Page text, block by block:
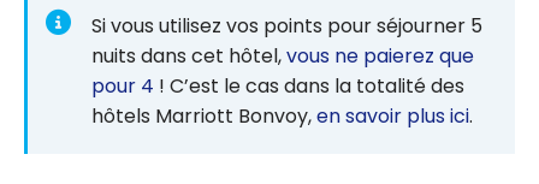
Si vous utilisez vos points pour séjourner 5
nuits dans cet hôtel,vous ne paierez que
pour 4 ! C’est le cas dans la totalité des
hôtels Marriott Bonvoy,en savoir plus ici.